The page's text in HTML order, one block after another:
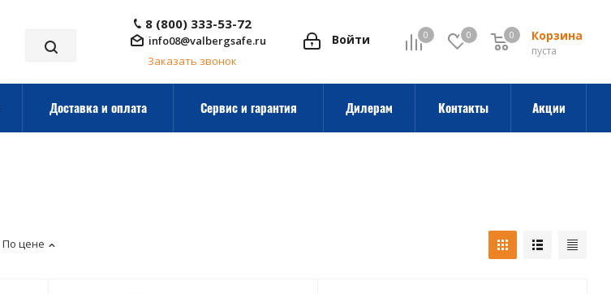
0 0 Корзина
0
пуста
0
Войти
8 (800) 333-53-72
info08@valbergsafe.ru
Заказать звонок
Доставка и оплата Сервис и гарантия Дилерам Контакты Акции
По цене